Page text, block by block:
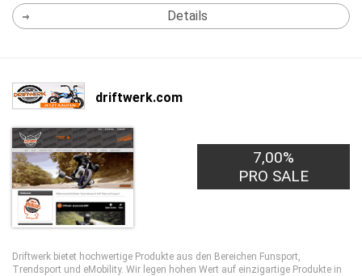
Details
driftwerk.com
7,00%
PRO SALE
Driftwerk bietet hochwertige Produkte aus den Bereichen Funsport,
Trendsport und eMobility. Wir legen hohen Wert auf einzigartige Produkte in